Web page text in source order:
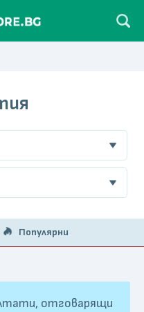
Популярни
отговарящи